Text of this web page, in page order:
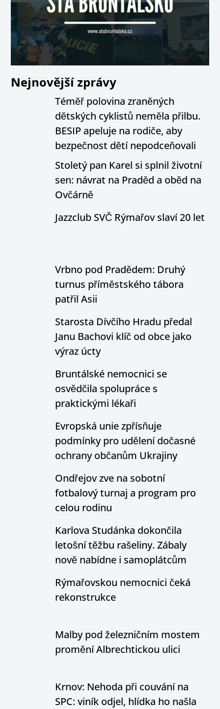
Nejnovější zprávy
Téměř polovina zraněných
dětských cyklistů neměla přilbu.
BESIP apeluje na rodiče, aby
bezpečnost dětí nepodceňovali
Stoletý pan Karel si splnil životní
sen: návrat na Praděd a oběd na
Ovčárně
Jazzclub SVČ Rýmařov slaví 20 let
Vrbno pod Pradědem: Druhý
turnus příměstského tábora
patřil Asii
Starosta Dívčího Hradu předal
Janu Bachovi klíč od obce jako
výraz úcty
Bruntálské nemocnici se
osvědčila spolupráce s
praktickými lékaři
Evropská unie zpřísňuje
podmínky pro udělení dočasné
ochrany občanům Ukrajiny
Ondřejov zve na sobotní
fotbalový turnaj a program pro
celou rodinu
Karlova Studánka dokončila
letošní těžbu rašeliny. Zábaly
nově nabídne i samoplátcům
Rýmařovskou nemocnici čeká
rekonstrukce
Malby pod železničním mostem
promění Albrechtickou ulici
Krnov: Nehoda při couvání na
SPC: viník odjel, hlídka ho našla